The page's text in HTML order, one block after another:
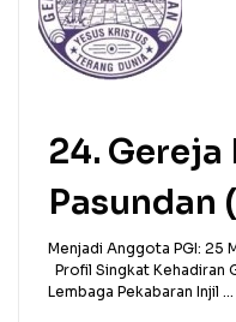
24.
Pasundan
Menjadi Anggota PGI: 25
Profil Singkat Kehadiran
Lembaga Pekabaran Injil ...